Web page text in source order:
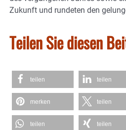
Zukunft und rundeten den
Teilen Sie diesen
teilen teilen
merken teilen
teilen teilen